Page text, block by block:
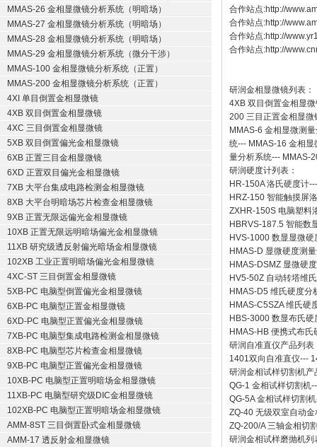
MMAS-26 金相显微镜分析系统（明暗场）
MMAS-27 金相显微镜分析系统（明暗场）
MMAS-28 金相显微镜分析系统（明暗场）
MMAS-29 金相显微镜分析系统（微分干涉）
MMAS-100 金相显微镜分析系统（正置）
MMAS-200 金相显微镜分析系统（正置）
4XI 单目倒置金相显微镜
4XB 双目倒置金相显微镜
4XC 三目倒置金相显微镜
5XB 双目倒置偏光金相显微镜
6XB 正置三目金相显微镜
6XD 正置双目偏光金相显微镜
7XB 大平台集成电路检测金相显微镜
8XB 大平台明暗场芯片检查金相显微镜
9XB 正置无限远偏光金相显微镜
10XB 正置无限远明暗场偏光金相显微镜
11XB 研究级透反射偏光暗场金相显微镜
102XB 工业正置明暗场偏光金相显微镜
4XC-ST 三目倒置金相显微镜
5XB-PC 电脑型倒置偏光金相显微镜
6XB-PC 电脑型正置金相显微镜
6XD-PC 电脑型正置偏光金相显微镜
7XB-PC 电脑型集成电路检测金相显微镜
8XB-PC 电脑型芯片检查金相显微镜
9XB-PC 电脑型正置偏光金相显微镜
10XB-PC 电脑型正置明暗场金相显微镜
11XB-PC 电脑型研究级DIC金相显微镜
102XB-PC 电脑型正置明暗场金相显微镜
AMM-8ST 三目倒置卧式金相显微镜
AMM-17 透反射金相显微镜
合作站点:http://
合作站点:http://
合作站点:http://
合作站点:http://
研润金相显微镜列表：
4XB 双目倒置金相显
200 三目正置金相显微
MMAS-6 金相显微测
统--- MMAS-16 金相显
量分析系统--- MMAS-
研润硬度计列表：
HR-150A 洛氏硬度计
HRZ-150 智能触摸屏
ZXHR-150S 电脑塑料
HBRVS-187.5 智能数
HVS-1000 数显显微硬
HMAS-D 显微硬度测
HMAS-DSMZ 显微硬
HV5-50Z 自动转塔维
HMAS-D5 维氏硬度分
HMAS-C5SZA 维氏硬
HBS-3000 数显布氏硬
HMAS-HB 便携式布氏
研润自准直仪产品列表
1401双向自准直仪---
研润金相试样切割机产
QG-1 金相试样切割机
QG-5A 金相试样切割机
ZQ-40 无级双室自动金
ZQ-200/A 三轴金相切
研润金相试样磨抛机列